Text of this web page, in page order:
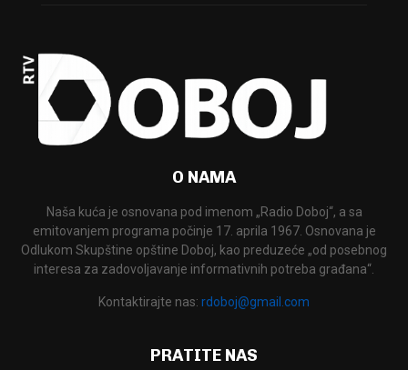
O NAMA
Naša kuća je osnovana pod imenom „Radio Doboj“, a sa
emitovanjem programa počinje 17. aprila 1967. Osnovana je
Odlukom Skupštine opštine Doboj, kao preduzeće „od posebnog
interesa za zadovoljavanje informativnih potreba građana“.
Kontaktirajte nas: rdoboj@gmail.com
PRATITE NAS